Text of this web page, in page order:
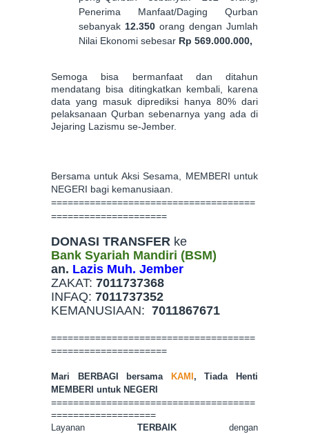
Penerima Manfaat/Daging Qurban
sebanyak 12.350 orang dengan Jumlah
Nilai Ekonomi sebesar Rp 569.000.000,
Semoga bisa bermanfaat dan ditahun
mendatang bisa ditingkatkan kembali, karena
data yang masuk diprediksi hanya 80% dari
pelaksanaan Qurban sebenarnya yang ada di
Jejaring Lazismu se-Jember.
Bersama untuk Aksi Sesama, MEMBERI untuk
NEGERI bagi kemanusiaan.
=====================================
=====================
DONASI TRANSFER ke
Bank Syariah Mandiri (BSM)
an. Lazis Muh. Jember
ZAKAT: 7011737368
INFAQ: 7011737352
KEMANUSIAAN: 7011867671
=====================================
=====================
Mari BERBAGI bersama KAMI , Tiada Henti
MEMBERI untuk NEGERI
=====================================
===================
Layanan TERBAIK dengan